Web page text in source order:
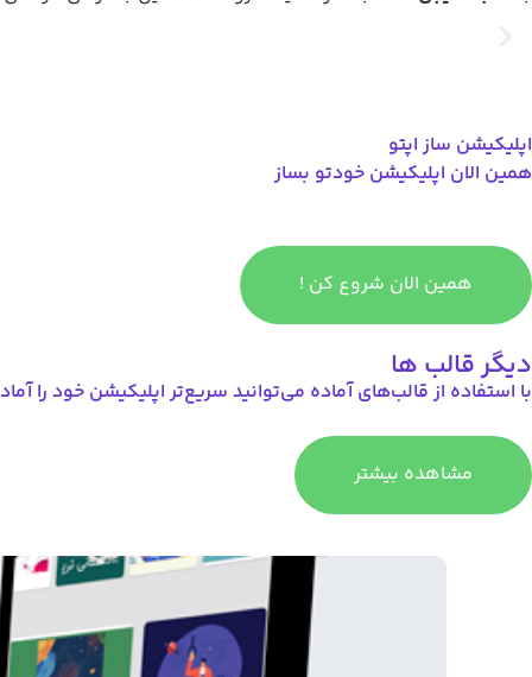
اپلیکیشن ساز اپتو
همین الان اپلیکیشن خودتو بساز
همین الان شروع کن !
دیگر قالب ها
با استفاده از قالب‌های آماده می‌توانید سریع‌تر اپلیکیشن خود را
مشاهده بیشتر